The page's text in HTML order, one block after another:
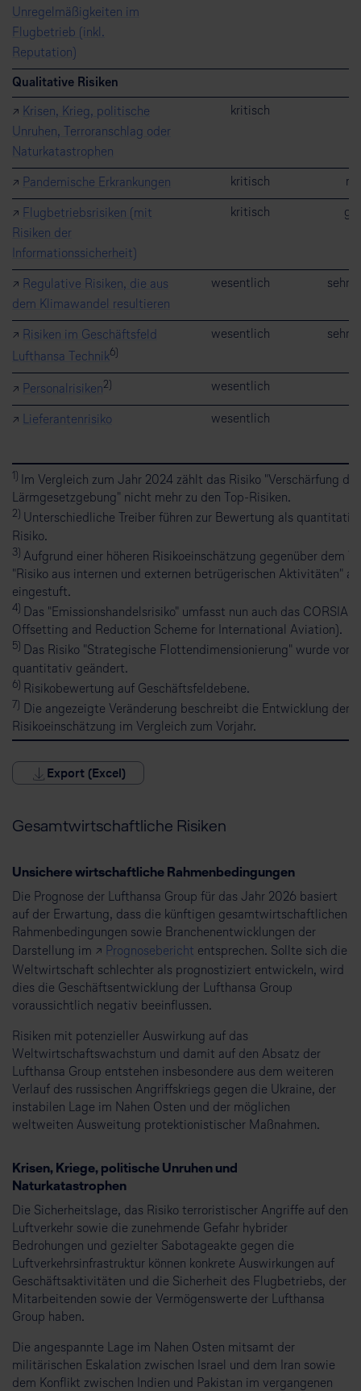
Unregelmäßigkeiten im
Flugbetrieb (inkl.
Reputation)
Qualitative Risiken
↗ Krisen, Krieg, politische
Unruhen, Terroranschlag oder
Naturkatastrophen
kritisch
↗ Pandemische Erkrankungen kritisch
↗ Flugbetriebsrisiken (mit
Risiken der
Informationssicherheit)
kritisch
↗ Regulative Risiken, die aus
dem Klimawandel resultieren
wesentlich sehr
↗ Risiken im Geschäftsfeld
Lufthansa Technik6)
wesentlich sehr
↗ Personalrisiken2) wesentlich
↗ Lieferantenrisiko wesentlich
1) Im Vergleich zum Jahr 2024 zählt das Risiko "Verschärfung der
Lärmgesetzgebung" nicht mehr zu den Top-Risiken.
2) Unterschiedliche Treiber führen zur Bewertung als
Risiko.
3) Aufgrund einer höheren Risikoeinschätzung gegenüber dem
"Risiko aus internen und externen betrügerischen Aktivitäten"
eingestuft.
4) Das "Emissionshandelsrisiko" umfasst nun auch das CORSIA-
Offsetting and Reduction Scheme for International Aviation).
5) Das Risiko "Strategische Flottendimensionierung" wurde von
quantitativ geändert.
6) Risikobewertung auf Geschäftsfeldebene.
7)
Die angezeigte Veränderung beschreibt die Entwicklung der
Risikoeinschätzung im Vergleich zum Vorjahr.
Export (Excel)
Gesamtwirtschaftliche Risiken
Unsichere wirtschaftliche Rahmenbedingungen
Die Prognose der Lufthansa Group für das Jahr 2026 basiert
auf der Erwartung, dass die künftigen gesamtwirtschaftlichen
Rahmenbedingungen sowie Branchenentwicklungen der
Darstellung im ↗ Prognosebericht entsprechen. Sollte sich die
Weltwirtschaft schlechter als prognostiziert entwickeln, wird
dies die Geschäftsentwicklung der Lufthansa Group
voraussichtlich negativ beeinflussen.
Risiken mit potenzieller Auswirkung auf das
Weltwirtschaftswachstum und damit auf den Absatz der
Lufthansa Group entstehen insbesondere aus dem weiteren
Verlauf des russischen Angriffskriegs gegen die Ukraine, der
instabilen Lage im Nahen Osten und der möglichen
weltweiten Ausweitung protektionistischer Maßnahmen.
Krisen, Kriege, politische Unruhen und
Naturkatastrophen
Die Sicherheitslage, das Risiko terroristischer Angriffe auf den
Luftverkehr sowie die zunehmende Gefahr hybrider
Bedrohungen und gezielter Sabotageakte gegen die
Luftverkehrsinfrastruktur können konkrete Auswirkungen auf
Geschäftsaktivitäten und die Sicherheit des Flugbetriebs, der
Mitarbeitenden sowie der Vermögenswerte der Lufthansa
Group haben.
Die angespannte Lage im Nahen Osten mitsamt der
militärischen Eskalation zwischen Israel und dem Iran sowie
dem Konflikt zwischen Indien und Pakistan im vergangenen